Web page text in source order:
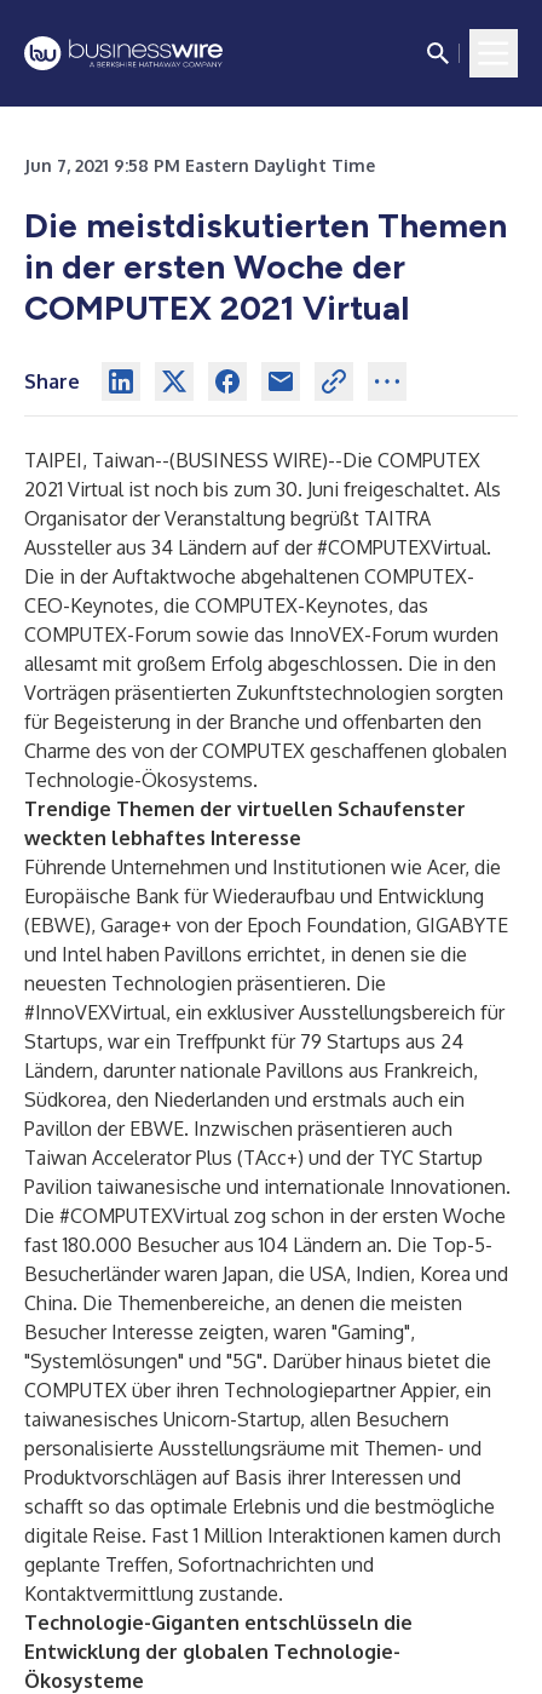
Jun 7, 2021 9:58 PM Eastern Daylight Time
Die meistdiskutierten Themen
in der ersten Woche der
COMPUTEX 2021 Virtual
Share
TAIPEI, Taiwan--(BUSINESS WIRE)--Die COMPUTEX
2021 Virtual ist noch bis zum 30. Juni freigeschaltet. Als
Organisator der Veranstaltung begrüßt TAITRA
Aussteller aus 34 Ländern auf der #COMPUTEXVirtual.
Die in der Auftaktwoche abgehaltenen COMPUTEX-
CEO-Keynotes, die COMPUTEX-Keynotes, das
COMPUTEX-Forum sowie das InnoVEX-Forum wurden
allesamt mit großem Erfolg abgeschlossen. Die in den
Vorträgen präsentierten Zukunftstechnologien sorgten
für Begeisterung in der Branche und offenbarten den
Charme des von der COMPUTEX geschaffenen globalen
Technologie-Ökosystems.
Trendige Themen der virtuellen Schaufenster
weckten lebhaftes Interesse
Führende Unternehmen und Institutionen wie Acer, die
Europäische Bank für Wiederaufbau und Entwicklung
(EBWE), Garage+ von der Epoch Foundation, GIGABYTE
und Intel haben Pavillons errichtet, in denen sie die
neuesten Technologien präsentieren. Die
#InnoVEXVirtual, ein exklusiver Ausstellungsbereich für
Startups, war ein Treffpunkt für 79 Startups aus 24
Ländern, darunter nationale Pavillons aus Frankreich,
Südkorea, den Niederlanden und erstmals auch ein
Pavillon der EBWE. Inzwischen präsentieren auch
Taiwan Accelerator Plus (TAcc+) und der TYC Startup
Pavilion taiwanesische und internationale Innovationen.
Die #COMPUTEXVirtual zog schon in der ersten Woche
fast 180.000 Besucher aus 104 Ländern an. Die Top-5-
Besucherländer waren Japan, die USA, Indien, Korea und
China. Die Themenbereiche, an denen die meisten
Besucher Interesse zeigten, waren "Gaming",
"Systemlösungen" und "5G". Darüber hinaus bietet die
COMPUTEX über ihren Technologiepartner Appier, ein
taiwanesisches Unicorn-Startup, allen Besuchern
personalisierte Ausstellungsräume mit Themen- und
Produktvorschlägen auf Basis ihrer Interessen und
schafft so das optimale Erlebnis und die bestmögliche
digitale Reise. Fast 1 Million Interaktionen kamen durch
geplante Treffen, Sofortnachrichten und
Kontaktvermittlung zustande.
Technologie-Giganten entschlüsseln die
Entwicklung der globalen Technologie-
Ökosysteme